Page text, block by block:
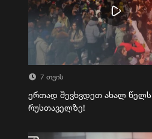
7 თვის
ერთად შევხვდეთ ახალ წელს
რუსთაველზე!